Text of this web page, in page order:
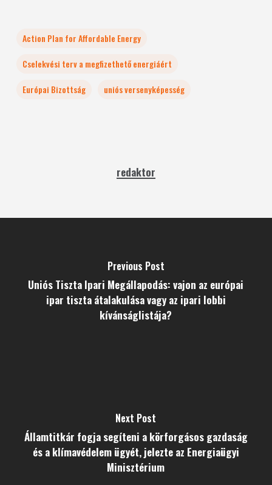
Action Plan for Affordable Energy
Cselekvési terv a megfizethető energiáért
Európai Bizottság
uniós versenyképesség
redaktor
Previous Post
Uniós Tiszta Ipari Megállapodás: vajon az európai
ipar tiszta átalakulása vagy az ipari lobbi
kívánságlistája?
Next Post
Államtitkár fogja segíteni a körforgásos gazdaság
és a klímavédelem ügyét, jelezte az Energiaügyi
Minisztérium